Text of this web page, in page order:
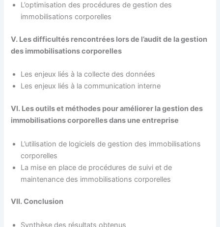
L’optimisation des procédures de gestion des
immobilisations corporelles
V. Les difficultés rencontrées lors de l’audit de la gestion
des immobilisations corporelles
Les enjeux liés à la collecte des données
Les enjeux liés à la communication interne
VI. Les outils et méthodes pour améliorer la gestion des
immobilisations corporelles dans une entreprise
L’utilisation de logiciels de gestion des immobilisations
corporelles
La mise en place de procédures de suivi et de
maintenance des immobilisations corporelles
VII. Conclusion
Synthèse des résultats obtenus